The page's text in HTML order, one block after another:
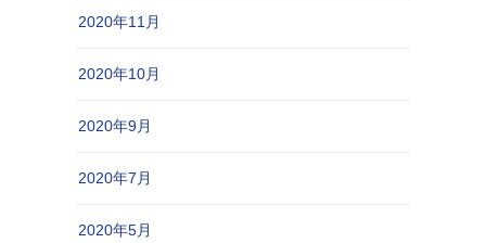
2020年11月
2020年10月
2020年9月
2020年7月
2020年5月